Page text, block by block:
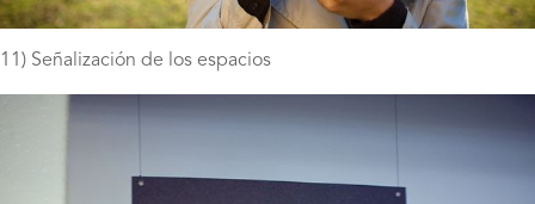
11) Señalización de los espacios